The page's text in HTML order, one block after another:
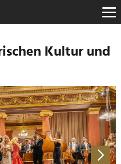
Kultur und